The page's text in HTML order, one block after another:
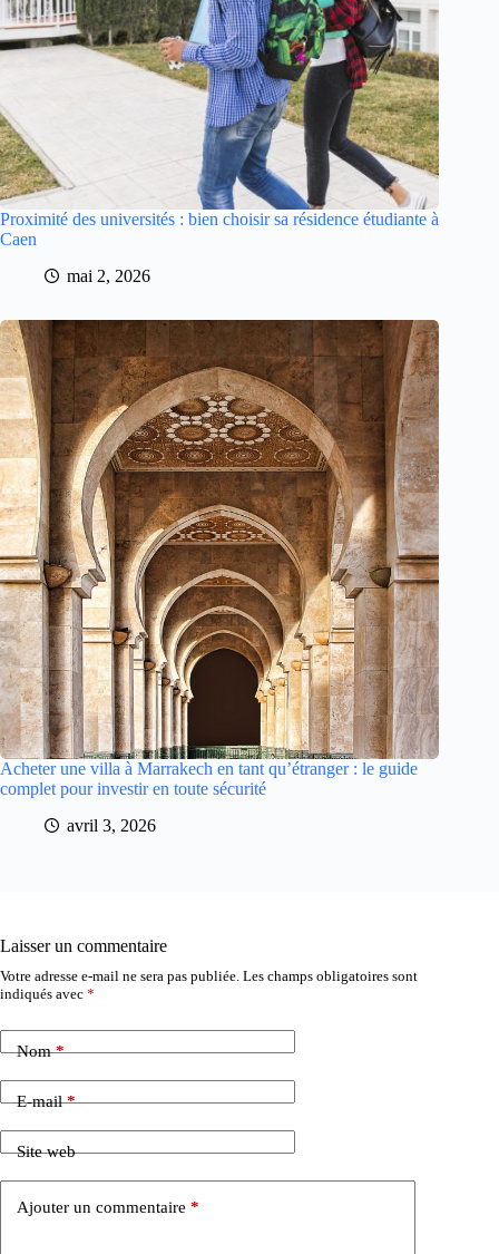
Proximité des universités : bien choisir sa résidence étudiante à
Caen
mai 2, 2026
Acheter une villa à Marrakech en tant qu’étranger : le guide
complet pour investir en toute sécurité
avril 3, 2026
Laisser un commentaire
Votre adresse e-mail ne sera pas publiée. Les champs obligatoires sont
indiqués avec *
Nom*
E-mail*
Site web
Ajouter un commentaire *